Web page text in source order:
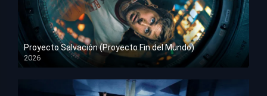
Proyecto Salvación (Proyecto Fin del Mundo)
2026
HD 1080p